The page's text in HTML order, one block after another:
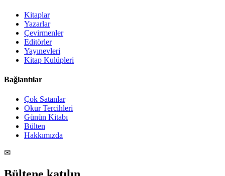
Kitaplar
Yazarlar
Çevirmenler
Editörler
Yayınevleri
Kitap Kulüpleri
Bağlantılar
Çok Satanlar
Okur Tercihleri
Günün Kitabı
Bülten
Hakkımızda
✉